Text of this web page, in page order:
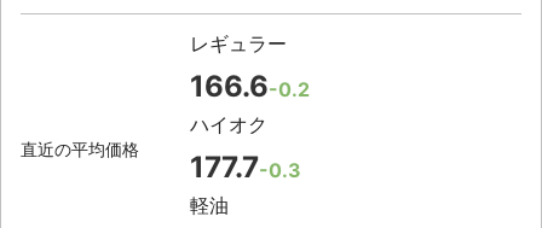
直近の平均価格
レギュラー
166.6-0.2
ハイオク
177.7-0.3
軽油